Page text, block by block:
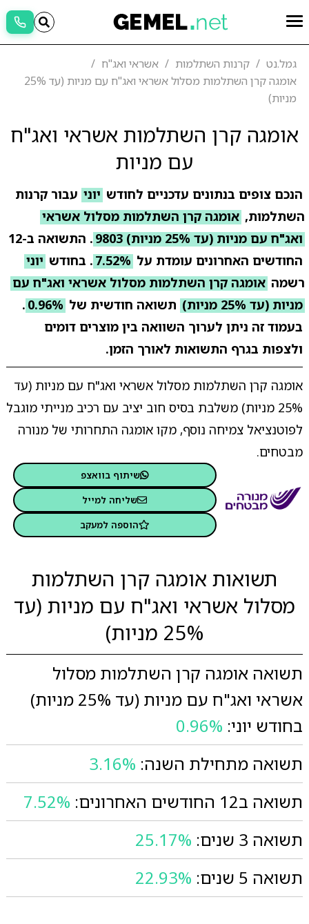
גמל.נט קרנות השתלמות
אשראי ואג"ח
אומגה קרן השתלמות מסלול אשראי ואג"ח עם מניות (עד 25%
מניות)
אומגה קרן השתלמות אשראי ואג"ח
עם מניות
הנכם צופים בנתונים עדכניים לחודש יוני עבור קרנות
השתלמות, אומגה קרן השתלמות מסלול אשראי
ואג"ח עם מניות (עד 25% מניות) 9803
. התשואה ב-12
החודשים האחרונים עומדת על 7.52% . בחודש יוני
רשמה אומגה קרן השתלמות מסלול אשראי ואג"ח עם
מניות (עד 25% מניות)
תשואה חודשית של 0.96%
.
בעמוד זה ניתן לערוך השוואה בין מוצרים דומים
ולצפות בגרף התשואות לאורך הזמן.
אומגה קרן השתלמות מסלול אשראי ואג"ח עם מניות (עד
25% מניות) משלבת בסיס חוב יציב עם רכיב מנייתי מוגבל
לפוטנציאל צמיחה נוסף, מקו אומגה התחרותי של מנורה
מבטחים.
שיתוף בוואצפ
שליחה למייל
הוספה למעקב
תשואות אומגה קרן השתלמות
מסלול אשראי ואג"ח עם מניות (עד
25% מניות)
תשואה אומגה קרן השתלמות מסלול
אשראי ואג"ח עם מניות (עד 25% מניות)
בחודש יוני: 0.96%
תשואה מתחילת השנה: 3.16%
תשואה ב12 החודשים האחרונים:
7.52%
תשואה 3 שנים:
25.17%
תשואה 5 שנים:
22.93%